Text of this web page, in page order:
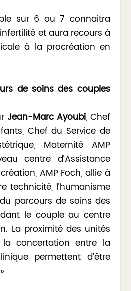
sur 6 ou 7 connaitra
et aura recours à
à la procréation en
de soins des couples
Jean-Marc Ayoubi, Chef
Chef du Service de
Maternité AMP
centre d’Assistance
AMP Foch, allie à
technicité, l’humanisme
parcours de soins des
le couple au centre
La proximité des unités
concertation entre la
permettent d’être